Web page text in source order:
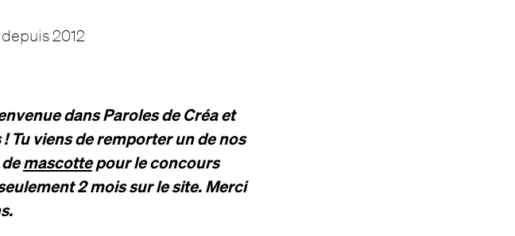
2012
dans Paroles de Créa et
Tu viens de remporter un de nos
mascottepour le concours
2 mois sur le site. Merci